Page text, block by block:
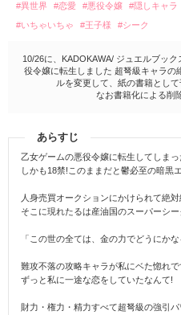
#異世界 #恋愛 #悪役令嬢 #隠しキャラ
#いちゃいちゃ
#王子様 #シーク
10/26に、KADOKAWA/ ジュエルブッ
役令嬢に転生しました 超弩級キャラの
ルを変更して、紙の書籍とし
なお書籍化による削
あらすじ
乙女ゲームの悪役令嬢に転生してしまっ
しかも18禁!このままだと鬱必至の暗黒
人身売買オークションにかけられて絶対
そこに現れたるは産油国のスーパーシー
「この世の全ては、金の力でどうにかな
難攻不落の攻略キャラが私にベた惚れ
ずっと私に一途な恋をしていたなんて!
財力・権力・精力すべて超弩級の強引